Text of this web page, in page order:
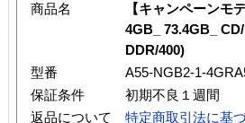
商品名
【キャンペーンモ
4GB_ 73.4GB_
DDR/400)
型番
A55-NGB2-1-
保証条件
初期不良１週間
返品について
特定商取引法に基